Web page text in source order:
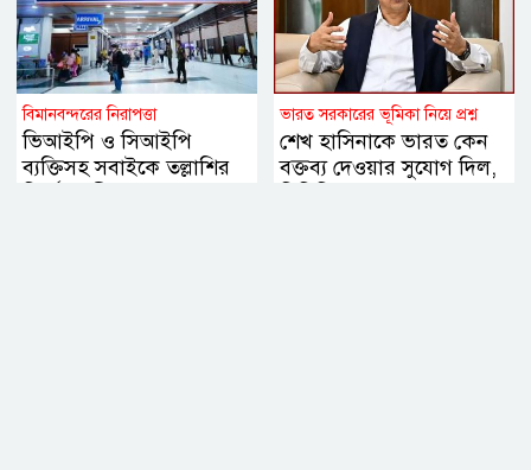
বিমানবন্দরের নিরাপত্তা
ভিআইপি ও সিআইপি
ব্যক্তিসহ সবাইকে তল্লাশির
ভারত সরকারের ভূমিকা নিয়ে প্রশ্ন
শেখ হাসিনাকে ভারত কেন
বক্তব্য দেওয়ার সুযোগ দিল,